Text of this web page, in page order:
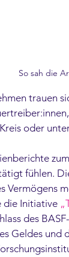
So sah die
trauen
oder
fühlen.
Vermögens
die Initiative
des
Geldes und